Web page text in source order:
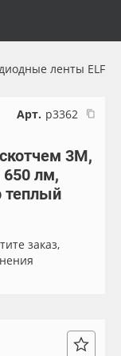
ленты ELF
Арт. р3362
3М,
650 лм,
теплый
заказ,